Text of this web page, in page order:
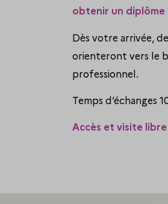
obtenir un diplôme
Dès votre arrivée,
orienteront vers le
professionnel.
Temps d’échanges
Accès et visite